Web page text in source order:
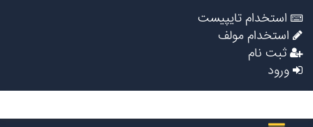
استخدام تایپیست
استخدام مولف
ثبت نام
ورود